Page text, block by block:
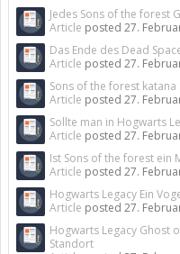
Jedes Sons of the forest
Article posted 27.
Das Ende des Dead
Article posted 27.
Sons of the forest
Article posted 27.
Sollte man in Hogwarts
Article posted 27.
Ist Sons of the forest ein
Article posted 27.
Hogwarts Legacy Ein
Article posted 27.
Hogwarts Legacy Ghost
Standort